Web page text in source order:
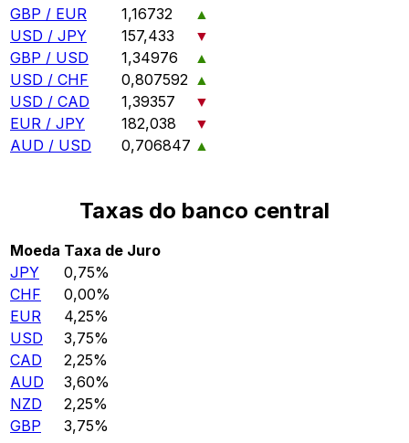
GBP / EUR
1,16732
▲
USD / JPY
157,433
▼
GBP / USD
1,34976
▲
USD / CHF
0,807592 ▲
USD / CAD
1,39357
▼
EUR / JPY
182,038
▼
AUD / USD
0,706847 ▲
Taxas do banco central
Moeda Taxa de Juro
JPY
0,75%
CHF
0,00%
EUR
4,25%
USD
3,75%
CAD
2,25%
AUD
3,60%
NZD
2,25%
GBP
3,75%